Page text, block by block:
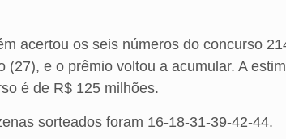
acertou os seis números do concurso
(27), e o prêmio voltou a acumular. A
é de R$ 125 milhões.
sorteados foram 16-18-31-39-42-44.